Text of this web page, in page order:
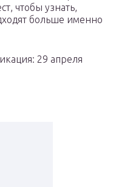
чтобы узнать,
больше именно
29 апреля